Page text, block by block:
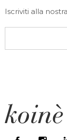
Iscriviti alla